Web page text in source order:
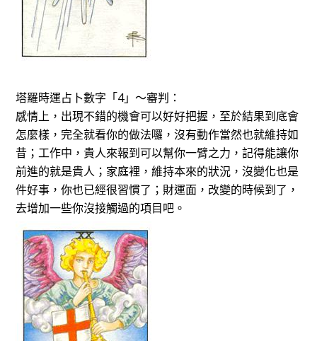
塔羅時運占卜數字「4」～審判：
感情上，出現不錯的機會可以好好把握，至於結果到底會
怎麼樣，完全就看你的做法囉，沒有動作當然也就維持如
昔；工作中，貴人來報到可以幫你一臂之力，記得能讓你
前進的就是貴人；家庭裡，維持本來的狀況，沒變化也是
件好事，你也已經很習慣了；財運面，改變的時候到了，
去增加一些你沒接觸過的項目吧。